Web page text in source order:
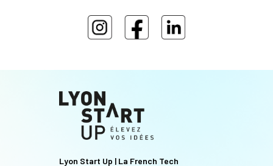
Lyon Start Up | La French Tech